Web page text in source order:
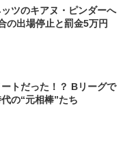
ツのキアヌ・ピンダーへ
の出場停止と罰金5万円
トだった！？ Bリーグで
の“元相棒”たち